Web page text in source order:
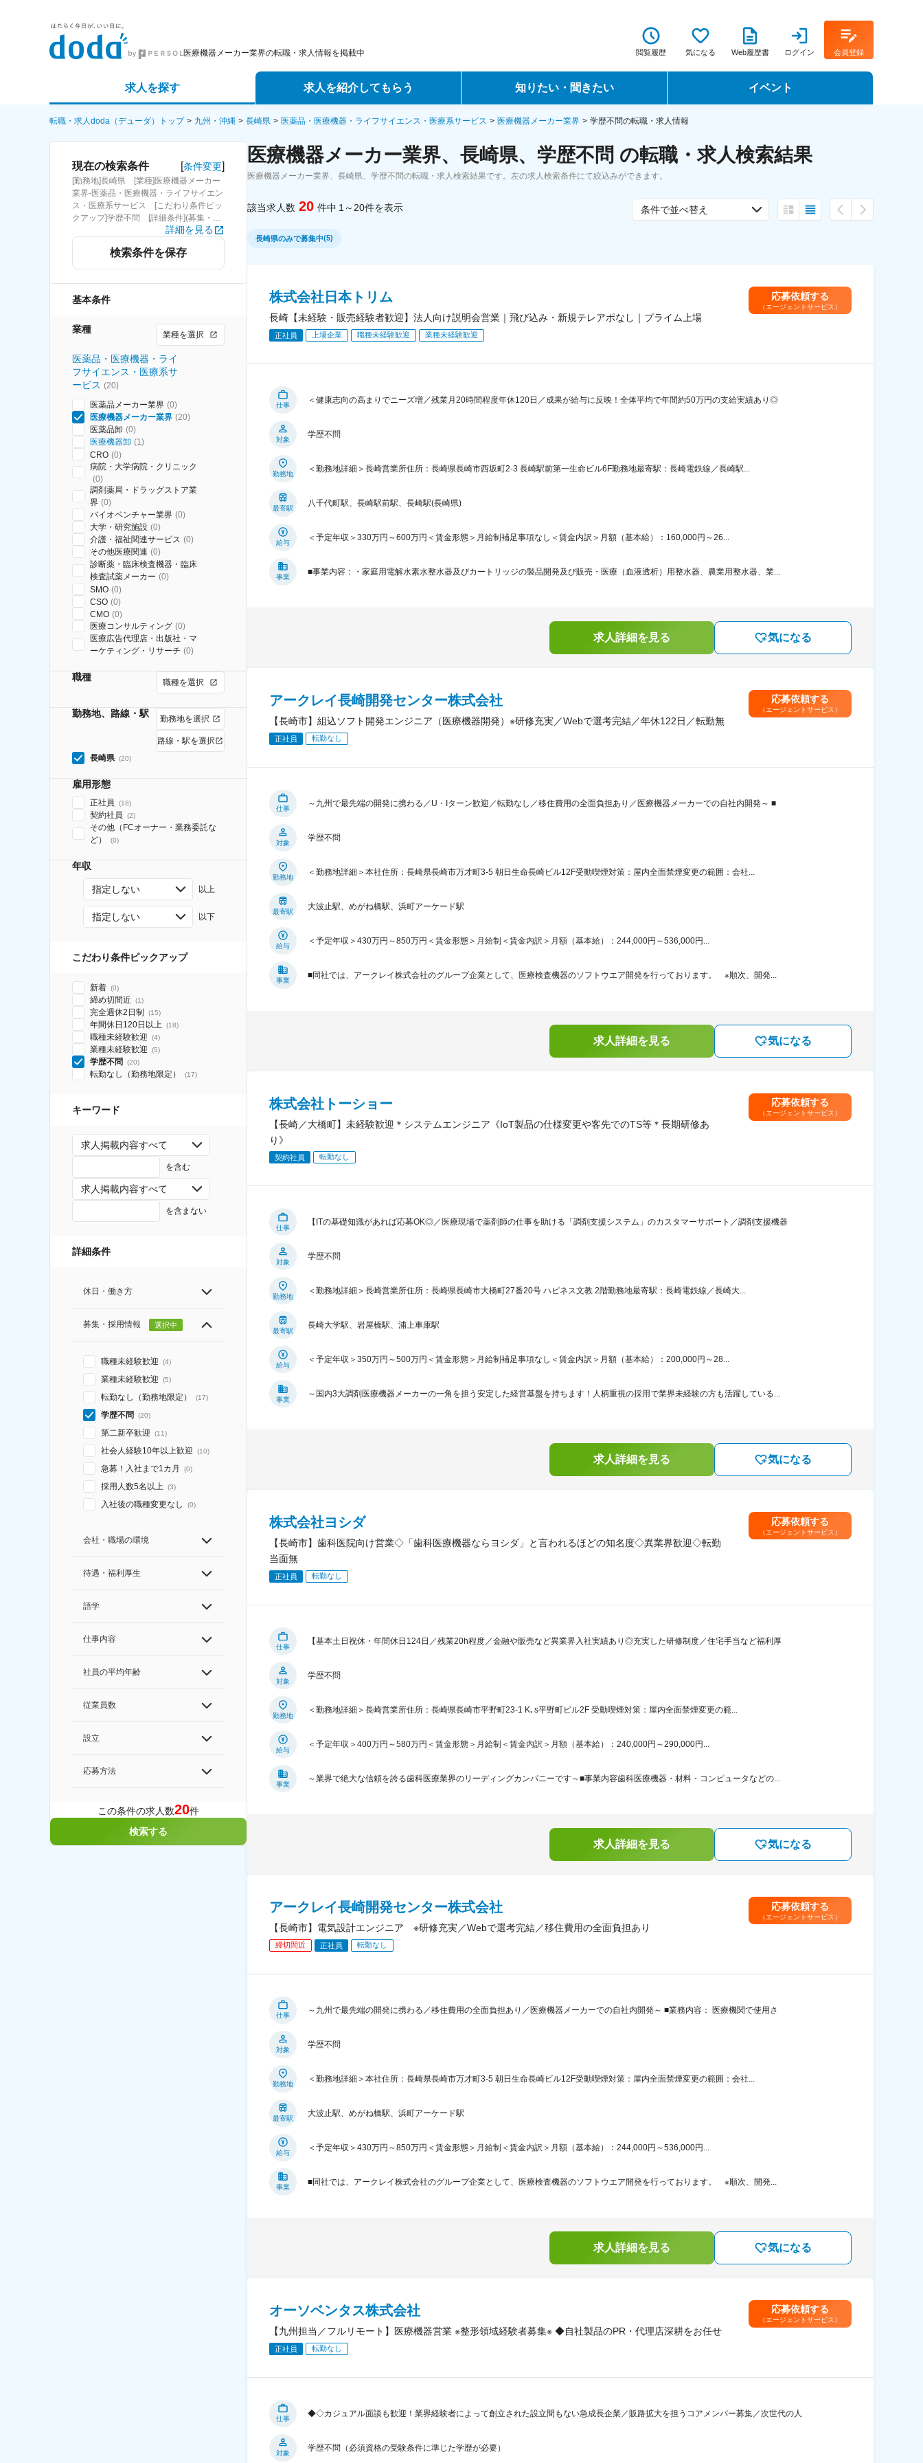
医療機器メーカー業界の転職・求人情報を掲載中 閲覧履歴 気になる Web履歴書 ログイン 会員登録
求人を探す
詳細条件から探す
求人特集から探す
求人を紹介してもらう
エージェントサービス
スカウトサービス
知りたい・聞きたい
転職ノウハウ
データで見る転職
イベント
転職イベント・転職セミナー
転職フェア
転職・求人doda（デューダ）トップ 九州・沖縄 長崎県 医薬品・医療機器・ライフサイエンス・医療系サービス 医療機器メーカー業界 学歴不問の転職・求人情報
現在の検索条件 [条件変更]
[勤務地]長崎県 [業種]医療機器メーカー
業界-医薬品・医療機器・ライフサイエン
ス・医療系サービス [こだわり条件ピッ
クアップ]学歴不問 [詳細条件](募集・採
詳細を見る
検索条件を保存
基本条件
業種 業種を選択
医薬品・医療機器・ライ
フサイエンス・医療系サ
ービス (20)
医薬品メーカー業界 (0)
医療機器メーカー業界 (20)
医薬品卸 (0)
医療機器卸 (1)
CRO (0)
病院・大学病院・クリニック
(0)
調剤薬局・ドラッグストア業
界 (0)
バイオベンチャー業界 (0)
大学・研究施設 (0)
介護・福祉関連サービス (0)
その他医療関連 (0)
診断薬・臨床検査機器・臨床
検査試薬メーカー (0)
SMO (0)
CSO (0)
CMO (0)
医療コンサルティング (0)
医療広告代理店・出版社・マ
ーケティング・リサーチ (0)
職種 職種を選択
勤務地、路線・駅 勤務地を選択
路線・駅を選択
長崎県 (20)
雇用形態
正社員 (18)
契約社員 (2)
その他（FCオーナー・業務委託な
ど）
(0)
年収
指定しない 以上
指定しない 以下
こだわり条件ピックアップ
新着 (0)
締め切間近 (1)
完全週休2日制 (15)
年間休日120日以上 (18)
職種未経験歓迎 (4)
業種未経験歓迎 (5)
学歴不問 (20)
転勤なし（勤務地限定） (17)
キーワード
求人掲載内容すべて
を含む
求人掲載内容すべて
を含まない
詳細条件
休日・働き方
募集・採用情報 選択中
職種未経験歓迎 (4)
業種未経験歓迎 (5)
転勤なし（勤務地限定） (17)
学歴不問 (20)
第二新卒歓迎 (11)
社会人経験10年以上歓迎 (10)
急募！入社まで1カ月 (0)
採用人数5名以上 (3)
入社後の職種変更なし (0)
会社・職場の環境
待遇・福利厚生
語学
仕事内容
社員の平均年齢
従業員数
設立
応募方法
この条件の求人数20件
検索する
医療機器メーカー業界、長崎県、学歴不問 の転職・求人検索結果
医療機器メーカー業界、長崎県、学歴不問の転職・求人検索結果です。左の求人検索条件にて絞込みができます。
該当求人数 20 件中 1～20件を表示 条件で並べ替え
長崎県のみで募集中(5)
株式会社日本トリム
長崎【未経験・販売経験者歓迎】法人向け説明会営業｜飛び込み・新規テレアポなし｜プライム上場
正社員 上場企業 職種未経験歓迎 業種未経験歓迎
応募依頼する
（エージェントサービス）
仕事
＜健康志向の高まりでニーズ増／残業月20時間程度年休120日／成果が給与に反映！全体平均で年間約50万円の支給実績あり◎
対象
学歴不問
勤務地
＜勤務地詳細＞長崎営業所住所：長崎県長崎市西坂町2-3 長崎駅前第一生命ビル6F勤務地最寄駅：長崎電鉄線／長崎駅...
最寄駅
八千代町駅、長崎駅前駅、長崎駅(長崎県)
給与
＜予定年収＞330万円～600万円＜賃金形態＞月給制補足事項なし＜賃金内訳＞月額（基本給）：160,000円～26...
事業
■事業内容：・家庭用電解水素水整水器及びカートリッジの製品開発及び販売・医療（血液透析）用整水器、農業用整水器、業...
求人詳細を見る 気になる
アークレイ長崎開発センター株式会社
【長崎市】組込ソフト開発エンジニア（医療機器開発）※研修充実／Webで選考完結／年休122日／転勤無
正社員 転勤なし
応募依頼する
（エージェントサービス）
仕事
～九州で最先端の開発に携わる／U・Iターン歓迎／転勤なし／移住費用の全面負担あり／医療機器メーカーでの自社内開発～ ■
対象
学歴不問
勤務地
＜勤務地詳細＞本社住所：長崎県長崎市万才町3-5 朝日生命長崎ビル12F受動喫煙対策：屋内全面禁煙変更の範囲：会社...
最寄駅
大波止駅、めがね橋駅、浜町アーケード駅
給与
＜予定年収＞430万円～850万円＜賃金形態＞月給制＜賃金内訳＞月額（基本給）：244,000円～536,000円...
事業
■同社では、アークレイ株式会社のグループ企業として、医療検査機器のソフトウエア開発を行っております。 ※順次、開発...
求人詳細を見る 気になる
株式会社トーショー
【長崎／大橋町】未経験歓迎＊システムエンジニア《IoT製品の仕様変更や客先でのTS等＊長期研修あ
り》
契約社員 転勤なし
応募依頼する
（エージェントサービス）
仕事
【ITの基礎知識があれば応募OK◎／医療現場で薬剤師の仕事を助ける「調剤支援システム」のカスタマーサポート／調剤支援機器
対象
学歴不問
勤務地
＜勤務地詳細＞長崎営業所住所：長崎県長崎市大橋町27番20号 ハピネス文教 2階勤務地最寄駅：長崎電鉄線／長崎大...
最寄駅
長崎大学駅、岩屋橋駅、浦上車庫駅
給与
＜予定年収＞350万円～500万円＜賃金形態＞月給制補足事項なし＜賃金内訳＞月額（基本給）：200,000円～28...
事業
～国内3大調剤医療機器メーカーの一角を担う安定した経営基盤を持ちます！人柄重視の採用で業界未経験の方も活躍している...
求人詳細を見る 気になる
株式会社ヨシダ
【長崎市】歯科医院向け営業◇「歯科医療機器ならヨシダ」と言われるほどの知名度◇異業界歓迎◇転勤
当面無
正社員 転勤なし
応募依頼する
（エージェントサービス）
仕事
【基本土日祝休・年間休日124日／残業20h程度／金融や販売など異業界入社実績あり◎充実した研修制度／住宅手当など福利厚
対象
学歴不問
勤務地
＜勤務地詳細＞長崎営業所住所：長崎県長崎市平野町23-1 K､s平野町ビル2F 受動喫煙対策：屋内全面禁煙変更の範...
給与
＜予定年収＞400万円～580万円＜賃金形態＞月給制＜賃金内訳＞月額（基本給）：240,000円～290,000円...
事業
～業界で絶大な信頼を誇る歯科医療業界のリーディングカンパニーです～■事業内容歯科医療機器・材料・コンピュータなどの...
求人詳細を見る 気になる
アークレイ長崎開発センター株式会社
【長崎市】電気設計エンジニア ※研修充実／Webで選考完結／移住費用の全面負担あり
締切間近 正社員 転勤なし
応募依頼する
（エージェントサービス）
仕事
～九州で最先端の開発に携わる／移住費用の全面負担あり／医療機器メーカーでの自社内開発～ ■業務内容： 医療機関で使用さ
対象
学歴不問
勤務地
＜勤務地詳細＞本社住所：長崎県長崎市万才町3-5 朝日生命長崎ビル12F受動喫煙対策：屋内全面禁煙変更の範囲：会社...
最寄駅
大波止駅、めがね橋駅、浜町アーケード駅
給与
＜予定年収＞430万円～850万円＜賃金形態＞月給制＜賃金内訳＞月額（基本給）：244,000円～536,000円...
事業
■同社では、アークレイ株式会社のグループ企業として、医療検査機器のソフトウエア開発を行っております。 ※順次、開発...
求人詳細を見る 気になる
オーソベンタス株式会社
【九州担当／フルリモート】医療機器営業 ※整形領域経験者募集※ ◆自社製品のPR・代理店深耕をお任せ
正社員 転勤なし
応募依頼する
（エージェントサービス）
仕事
◆◇カジュアル面談も歓迎！業界経験者によって創立された設立間もない急成長企業／販路拡大を担うコアメンバー募集／次世代の人
対象
学歴不問（必須資格の受験条件に準じた学歴が必要）